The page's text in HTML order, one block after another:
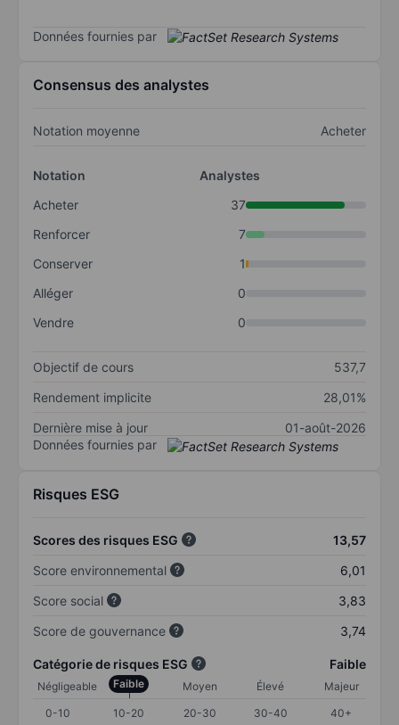
Données fournies par
Consensus des analystes
Notation moyenne Acheter
Notation
Analystes
Acheter
37
Renforcer
7
Conserver
1
Alléger
0
Vendre
0
Objectif de cours
537,7
Rendement implicite
28,01%
Dernière mise à jour
01-août-2026
Données fournies par
Risques ESG
Scores des risques ESG
13,57
Score environnemental
6,01
Score social
3,83
Score de gouvernance
3,74
Catégorie de risques ESG Faible
Négligeable Faible Moyen Élevé
Majeur
0-10
10-20 20-30 30-40 40+